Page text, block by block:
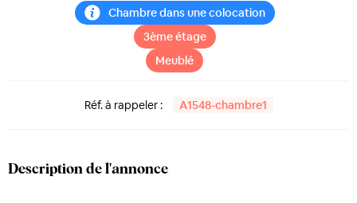
Chambre dans une colocation
3ème étage
Meublé
Réf. à rappeler : A1548-chambre1
Description de l'annonce